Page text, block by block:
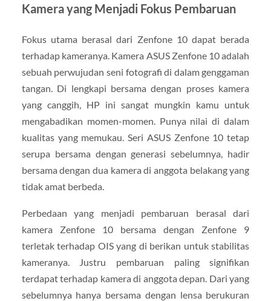
Kamera yang Menjadi Fokus Pembaruan
Fokus utama berasal dari Zenfone 10 dapat berada
terhadap kameranya. Kamera ASUS Zenfone 10 adalah
sebuah perwujudan seni fotografi di dalam genggaman
tangan. Di lengkapi bersama dengan proses kamera
yang canggih, HP ini sangat mungkin kamu untuk
mengabadikan momen-momen. Punya nilai di dalam
kualitas yang memukau. Seri ASUS Zenfone 10 tetap
serupa bersama dengan generasi sebelumnya, hadir
bersama dengan dua kamera di anggota belakang yang
tidak amat berbeda.
Perbedaan yang menjadi pembaruan berasal dari
kamera Zenfone 10 bersama dengan Zenfone 9
terletak terhadap OIS yang di berikan untuk stabilitas
kameranya. Justru pembaruan paling signifikan
terdapat terhadap kamera di anggota depan. Dari yang
sebelumnya hanya bersama dengan lensa berukuran